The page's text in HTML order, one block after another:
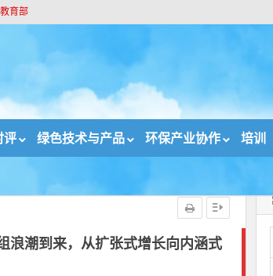
育部
评 绿色技术与产品 环保产业协作 培训
，并购重组浪潮到来，从扩张式增长向内涵式增长转型
浪潮到来，从扩张式增长向内涵式